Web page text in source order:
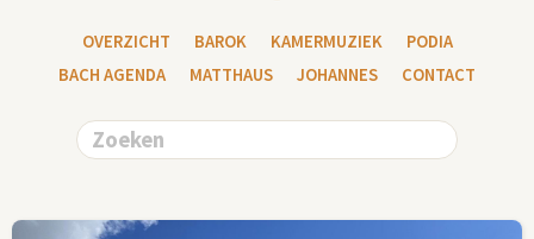
OVERZICHT BAROK KAMERMUZIEK
PODIA
BACH AGENDA
MATTHAUS JOHANNES CONTACT